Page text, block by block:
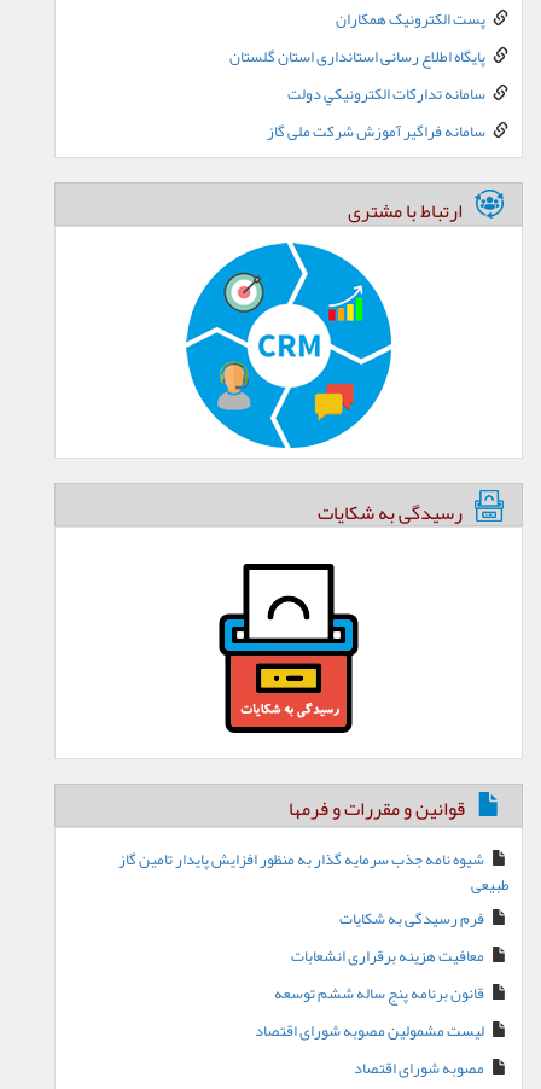
پست الکترونيک همکاران
پایگاه اطلاع رسانی استانداری استان گلستان
سامانه تدارکات الکترونيکي دولت
سامانه فراگیر آموزش شرکت ملی گاز
ارتباط با مشتری
رسیدگی به شکایات
قوانین و مقررات و فرمها
شیوه نامه جذب سرمایه گذار به منظور افزایش پایدار تامین گاز
طبیعی
فرم رسیدگی به شکایات
معافیت هزینه برقراری انشعابات
قانون برنامه پنج ساله ششم توسعه
لیست مشمولین مصوبه شورای اقتصاد
مصوبه شورای اقتصاد